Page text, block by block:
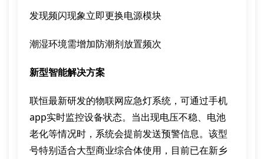
发现频闪现象立即更换电源模块
潮湿环境需增加防潮剂放置频次
新型智能解决方案
联恒最新研发的物联网应急灯系统，可通过手机
app实时监控设备状态。当出现电压不稳、电池
老化等情况时，系统会提前发送预警信息。该型
号特别适合大型商业综合体使用，目前已在新乡